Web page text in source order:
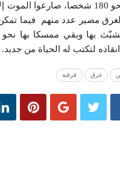
وأكد أن المجتازين، نحو 180 شخصا،
مصير عدد منهم فيما
لتكتب له الحياة من جديد.
غرق قرقنة